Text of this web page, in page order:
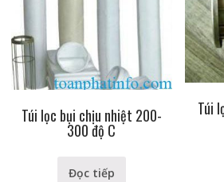
Túi lọc bụi chịu nhiệt 200-
300 độ C
Đọc tiếp
Túi